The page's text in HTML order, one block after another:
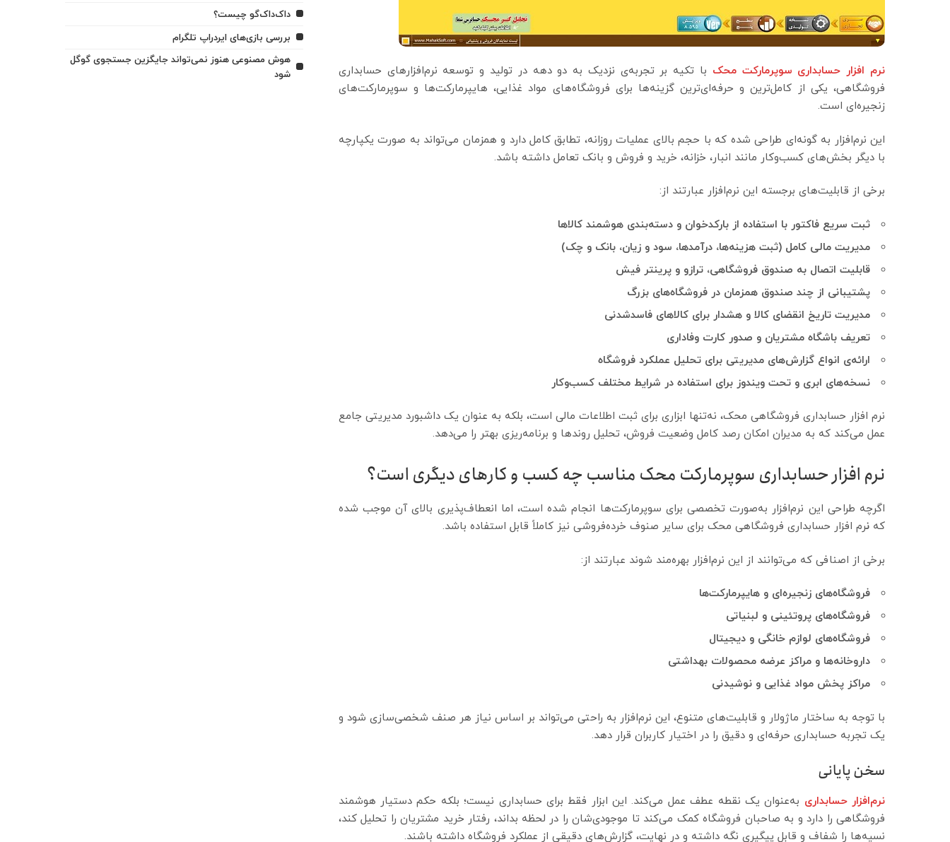
نرم افزار حسابداری سوپرمارکت محک با تکیه بر تجربه‌ی نزدیک به دو دهه در تولید و توسعه نرم‌افزارهای حسابداری
فروشگاهی، یکی از کامل‌ترین و حرفه‌ای‌ترین گزینه‌ها برای فروشگاه‌های مواد غذایی، هایپرمارکت‌ها و سوپرمارکت‌های
زنجیره‌ای است.
این نرم‌افزار به گونه‌ای طراحی شده که با حجم بالای عملیات روزانه، تطابق کامل دارد و همزمان می‌تواند به صورت یکپارچه
با دیگر بخش‌های کسب‌وکار مانند انبار، خزانه، خرید و فروش و بانک تعامل داشته باشد.
برخی از قابلیت‌های برجسته این نرم‌افزار عبارتند از:
ثبت سریع فاکتور با استفاده از بارکدخوان و دسته‌بندی هوشمند کالاها
مدیریت مالی کامل (ثبت هزینه‌ها، درآمدها، سود و زیان، بانک و چک)
قابلیت اتصال به صندوق فروشگاهی، ترازو و پرینتر فیش
پشتیبانی از چند صندوق همزمان در فروشگاه‌های بزرگ
مدیریت تاریخ انقضای کالا و هشدار برای کالاهای فاسدشدنی
تعریف باشگاه مشتریان و صدور کارت وفاداری
ارائه‌ی انواع گزارش‌های مدیریتی برای تحلیل عملکرد فروشگاه
نسخه‌های ابری و تحت ویندوز برای استفاده در شرایط مختلف کسب‌وکار
نرم افزار حسابداری فروشگاهی محک، نه‌تنها ابزاری برای ثبت اطلاعات مالی است، بلکه به عنوان یک داشبورد مدیریتی جامع
عمل می‌کند که به مدیران امکان رصد کامل وضعیت فروش، تحلیل روندها و برنامه‌ریزی بهتر را می‌دهد.
نرم افزار حسابداری سوپرمارکت محک مناسب چه کسب و کارهای دیگری است؟
اگرچه طراحی این نرم‌افزار به‌صورت تخصصی برای سوپرمارکت‌ها انجام شده است، اما انعطاف‌پذیری بالای آن موجب شده
که نرم افزار حسابداری فروشگاهی محک برای سایر صنوف خرده‌فروشی نیز کاملاً قابل استفاده باشد.
برخی از اصنافی که می‌توانند از این نرم‌افزار بهره‌مند شوند عبارتند از:
فروشگاه‌های زنجیره‌ای و هایپرمارکت‌ها
فروشگاه‌های پروتئینی و لبنیاتی
فروشگاه‌های لوازم خانگی و دیجیتال
داروخانه‌ها و مراکز عرضه محصولات بهداشتی
مراکز پخش مواد غذایی و نوشیدنی
با توجه به ساختار ماژولار و قابلیت‌های متنوع، این نرم‌افزار به راحتی می‌تواند بر اساس نیاز هر صنف شخصی‌سازی شود و
یک تجربه حسابداری حرفه‌ای و دقیق را در اختیار کاربران قرار دهد.
سخن پایانی
نرم‌افزار حسابداری به‌عنوان یک نقطه عطف عمل می‌کند. این ابزار فقط برای حسابداری نیست؛ بلکه حکم دستیار هوشمند
فروشگاهی را دارد و به صاحبان فروشگاه کمک می‌کند تا موجودی‌شان را در لحظه بداند، رفتار خرید مشتریان را تحلیل کند،
نسیه‌ها را شفاف و قابل پیگیری نگه داشته و در نهایت، گزارش‌های دقیقی از عملکرد فروشگاه داشته باشند.
داک‌داک‌گو چیست؟
بررسی بازی‌های ایردراپ تلگرام
هوش مصنوعی هنوز نمی‌تواند جایگزین جستجوی گوگل
شود